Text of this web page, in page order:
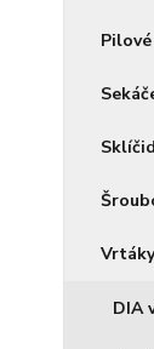
Vrtáky
DIA